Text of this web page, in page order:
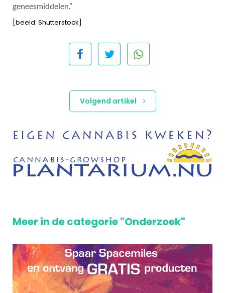
geneesmiddelen.”
[beeld: Shutterstock]
Volgend artikel
Meer in de categorie "Onderzoek"